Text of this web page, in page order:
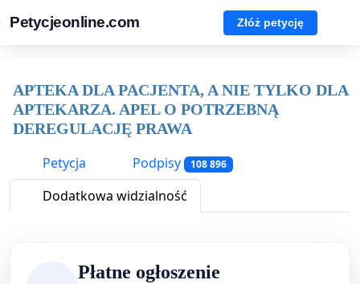
Petycjeonline.com Złóż petycję
APTEKA DLA PACJENTA, A NIE TYLKO DLA
APTEKARZA. APEL O POTRZEBNĄ
DEREGULACJĘ PRAWA
Petycja
Podpisy 108 896
Dodatkowa widzialność
Płatne ogłoszenie